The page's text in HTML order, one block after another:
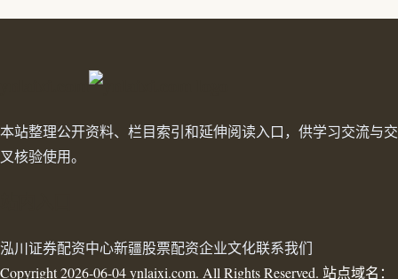
本站整理公开资料、栏目索引和延伸阅读入口，供学习交流与交
叉核验使用。
泓川证券配资中心新疆股票配资企业文化联系我们
Copyright 2026-06-04 ynlaixi.com. All Rights Reserved. 站点域名：